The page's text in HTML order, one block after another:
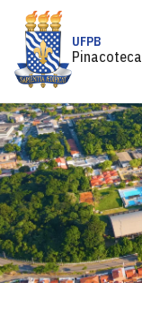
UFPB
Pinacoteca